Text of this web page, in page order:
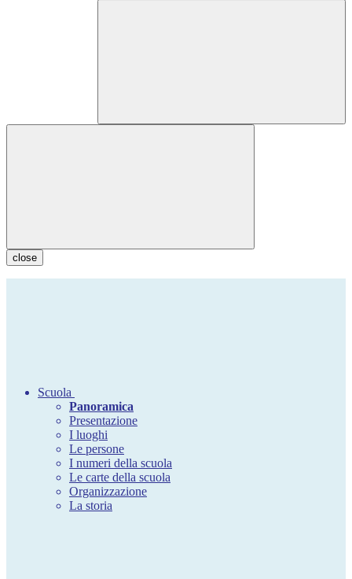
close
Scuola
Panoramica
Presentazione
I luoghi
Le persone
I numeri della scuola
Le carte della scuola
Organizzazione
La storia